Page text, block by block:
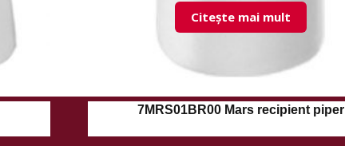
7MRS01BR00 Mars recipient piper
Citește mai mult